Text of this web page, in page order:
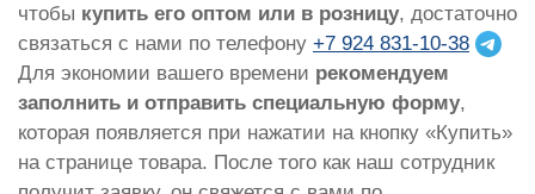
чтобы купить его оптом или в розницу, достаточно
связаться с нами по телефону +7 924 831-10-38
Для экономии вашего времени рекомендуем
заполнить и отправить специальную форму,
которая появляется при нажатии на кнопку «Купить»
на странице товара. После того как наш сотрудник